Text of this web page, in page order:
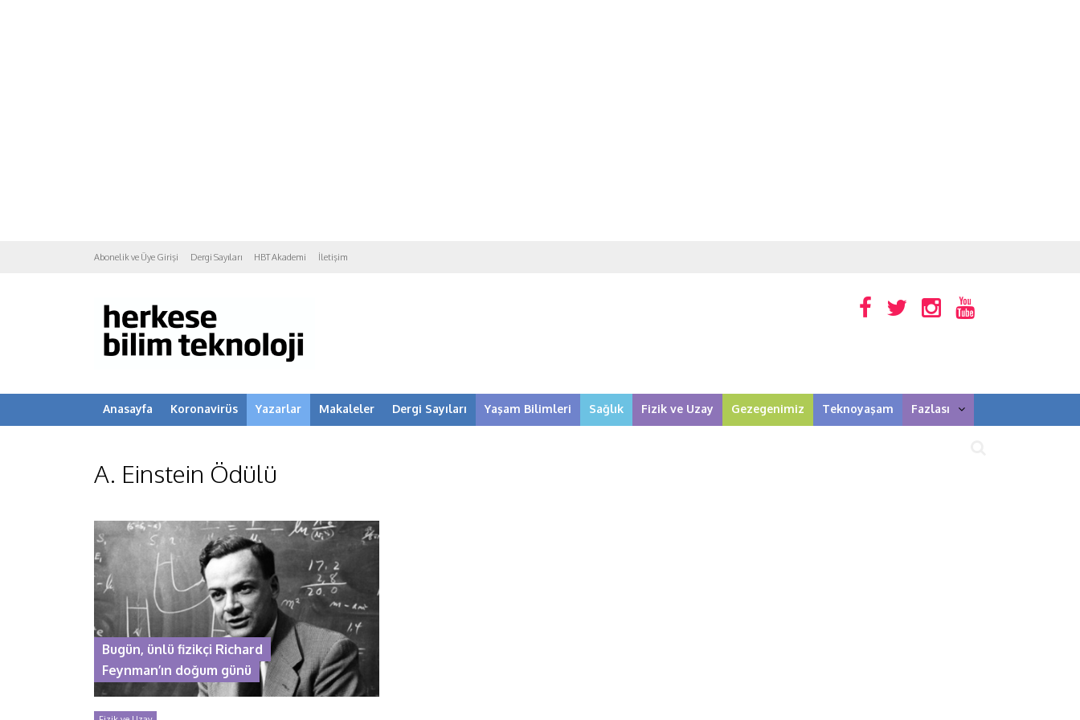
Abonelik ve Üye Girişi Dergi Sayıları HBT Akademi İletişim
Anasayfa Koronavirüs Yazarlar Makaleler Dergi Sayıları Yaşam Bilimleri Sağlık Fizik ve Uzay Gezegenimiz Teknoyaşam Fazlası
A. Einstein Ödülü
Bugün, ünlü fizikçi Richard
Feynman’ın doğum günü